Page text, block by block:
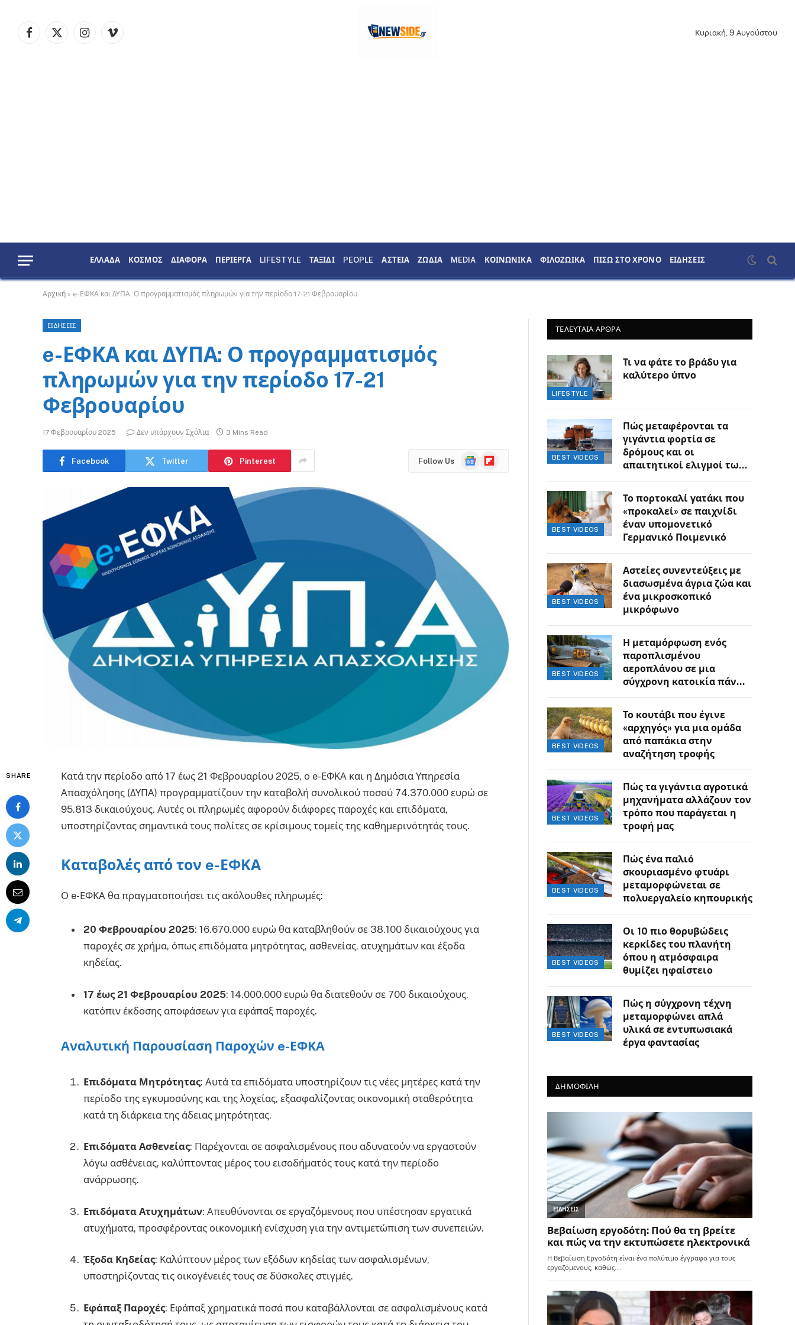
Facebook
X
InstagramVimeo
Κυριακή, 9 Αυγούστου
ΕΛΛΑΔΑ ΚΟΣΜΟΣ ΔΙΑΦΟΡΑ ΠΕΡΙΕΡΓΑ LIFESTYLE ΤΑΞΙΔΙ PEOPLE ΑΣΤΕΙΑ ΖΩΔΙΑ MEDIA ΚΟΙΝΩΝΙΚΑ ΦΙΛΟΖΩΙΚΑ ΠΙΣΩ ΣΤΟ ΧΡΟΝΟ ΕΙΔΗΣΕΙΣ
Αρχική » e-ΕΦΚΑ και ΔΥΠΑ: Ο προγραμματισμός πληρωμών για την περίοδο 17-21 Φεβρουαρίου
ΕΙΔΗΣΕΙΣ
e-ΕΦΚΑ και ΔΥΠΑ: Ο προγραμματισμός
πληρωμών για την περίοδο 17-21
Φεβρουαρίου
17 Φεβρουαρίου 2025 Δεν υπάρχουν Σχόλια 3 Mins Read
Facebook Twitter Pinterest Follow Us
GoogleFlipboard
SHARE
Κατά την περίοδο από 17 έως 21 Φεβρουαρίου 2025, ο e-ΕΦΚΑ και η Δημόσια Υπηρεσία
Απασχόλησης (ΔΥΠΑ) προγραμματίζουν την καταβολή συνολικού ποσού 74.370.000 ευρώ σε
95.813 δικαιούχους. Αυτές οι πληρωμές αφορούν διάφορες παροχές και επιδόματα,
υποστηρίζοντας σημαντικά τους πολίτες σε κρίσιμους τομείς της καθημερινότητάς τους.
Καταβολές από τον e-ΕΦΚΑ
Ο e-ΕΦΚΑ θα πραγματοποιήσει τις ακόλουθες πληρωμές:
20 Φεβρουαρίου 2025: 16.670.000 ευρώ θα καταβληθούν σε 38.100 δικαιούχους για
παροχές σε χρήμα, όπως επιδόματα μητρότητας, ασθενείας, ατυχημάτων και έξοδα
κηδείας.
17 έως 21 Φεβρουαρίου 2025: 14.000.000 ευρώ θα διατεθούν σε 700 δικαιούχους,
κατόπιν έκδοσης αποφάσεων για εφάπαξ παροχές.
Αναλυτική Παρουσίαση Παροχών e-ΕΦΚΑ
Επιδόματα Μητρότητας: Αυτά τα επιδόματα υποστηρίζουν τις νέες μητέρες κατά την
περίοδο της εγκυμοσύνης και της λοχείας, εξασφαλίζοντας οικονομική σταθερότητα
κατά τη διάρκεια της άδειας μητρότητας.
Επιδόματα Ασθενείας: Παρέχονται σε ασφαλισμένους που αδυνατούν να εργαστούν
λόγω ασθένειας, καλύπτοντας μέρος του εισοδήματός τους κατά την περίοδο
ανάρρωσης.
Επιδόματα Ατυχημάτων: Απευθύνονται σε εργαζόμενους που υπέστησαν εργατικά
ατυχήματα, προσφέροντας οικονομική ενίσχυση για την αντιμετώπιση των συνεπειών.
Έξοδα Κηδείας: Καλύπτουν μέρος των εξόδων κηδείας των ασφαλισμένων,
υποστηρίζοντας τις οικογένειές τους σε δύσκολες στιγμές.
Εφάπαξ Παροχές: Εφάπαξ χρηματικά ποσά που καταβάλλονται σε ασφαλισμένους κατά
ΤΕΛΕΥΤΑΙΑ ΑΡΘΡΑ
LIFESTYLE
Τι να φάτε το βράδυ για
καλύτερο ύπνο
BEST VIDEOS
Πώς μεταφέρονται τα
γιγάντια φορτία σε
δρόμους και οι
απαιτητικοί ελιγμοί των
BEST VIDEOS
Το πορτοκαλί γατάκι που
«προκαλεί» σε παιχνίδι
έναν υπομονετικό
Γερμανικό Ποιμενικό
BEST VIDEOS
Αστείες συνεντεύξεις με
διασωσμένα άγρια ζώα και
ένα μικροσκοπικό
μικρόφωνο
BEST VIDEOS
Η μεταμόρφωση ενός
παροπλισμένου
αεροπλάνου σε μια
σύγχρονη κατοικία πάνω
BEST VIDEOS
Το κουτάβι που έγινε
«αρχηγός» για μια ομάδα
από παπάκια στην
αναζήτηση τροφής
BEST VIDEOS
Πώς τα γιγάντια αγροτικά
μηχανήματα αλλάζουν τον
τρόπο που παράγεται η
τροφή μας
BEST VIDEOS
Πώς ένα παλιό
σκουριασμένο φτυάρι
μεταμορφώνεται σε
πολυεργαλείο κηπουρικής
BEST VIDEOS
Οι 10 πιο θορυβώδεις
κερκίδες του πλανήτη
όπου η ατμόσφαιρα
θυμίζει ηφαίστειο
BEST VIDEOS
Πώς η σύγχρονη τέχνη
μεταμορφώνει απλά
υλικά σε εντυπωσιακά
έργα φαντασίας
ΔΗΜΟΦΙΛΗ